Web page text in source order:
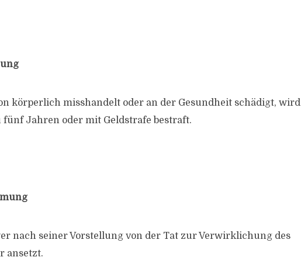
körperlich misshandelt oder an der Gesundheit schädigt, wird
Jahren oder mit Geldstrafe bestraft.
nach seiner Vorstellung von der Tat zur Verwirklichung des
ansetzt.